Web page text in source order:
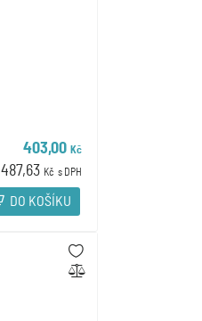
403,00 Kč
487,63 Kč s DPH
DO KOŠÍKU